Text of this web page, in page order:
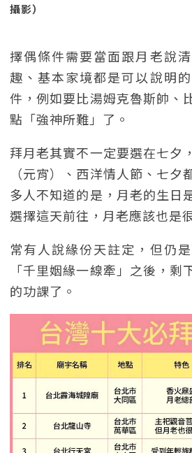
攝影）
擇偶條件需要當面跟月老說
趣、基本家境都是可以說明
件，例如要比湯姆克魯斯帥、
點「強神所難」了。
拜月老其實不一定要選在七夕
（元宵）、西洋情人節、七夕
多人不知道的是，月老的生日
選擇這天前往，月老應該也是
常有人說緣份天註定，但仍
「千里姻緣一線牽」之後，剩
的功課了。